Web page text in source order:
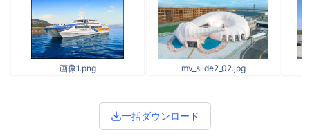
画像1.png mv_slide2_02.jpg
一括ダウンロード